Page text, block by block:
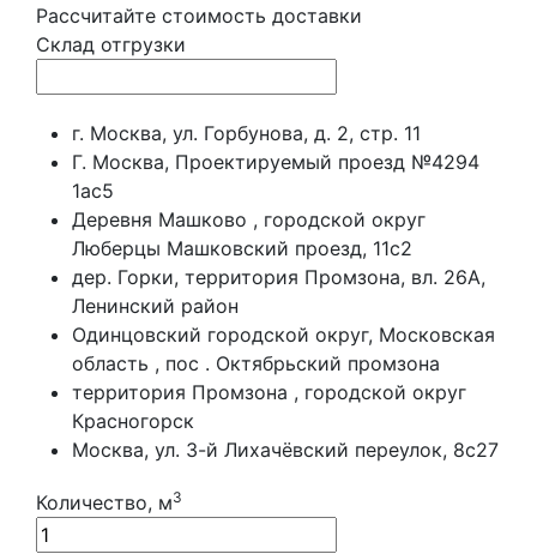
Рассчитайте стоимость доставки
Склад отгрузки
г. Москва, ул. Горбунова, д. 2, стр. 11
Г. Москва, Проектируемый проезд №4294
1ас5
Деревня Машково , городской округ
Люберцы Машковский проезд, 11с2
дер. Горки, территория Промзона, вл. 26А,
Ленинский район
Одинцовский городской округ, Московская
область , пос . Октябрьский промзона
территория Промзона , городской округ
Красногорск
Москва, ул. 3-й Лихачёвский переулок, 8с27
Количество, м3